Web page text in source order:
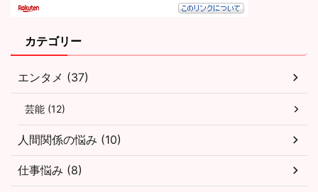
カテゴリー
エンタメ (37)
芸能 (12)
人間関係の悩み (10)
仕事悩み (8)